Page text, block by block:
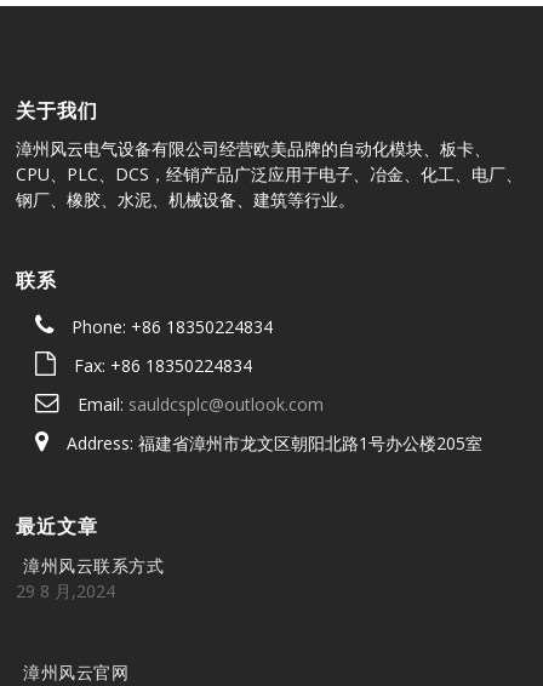
关于我们
漳州风云电气设备有限公司经营欧美品牌的自动化模块、板卡、
CPU、PLC、DCS，经销产品广泛应用于电子、冶金、化工、电厂、
钢厂、橡胶、水泥、机械设备、建筑等行业。
联系
Phone: +86 18350224834
Fax: +86 18350224834
Email: sauldcsplc@outlook.com
Address: 福建省漳州市龙文区朝阳北路1号办公楼205室
最近文章
漳州风云联系方式
29 8 月,2024
漳州风云官网